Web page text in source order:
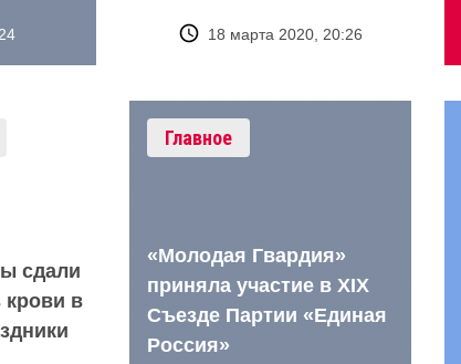
18 марта 2020, 20:26
сдали
крови в
Главное
«Молодая Гвардия»
приняла участие в XIX
Съезде Партии «Единая
Россия»